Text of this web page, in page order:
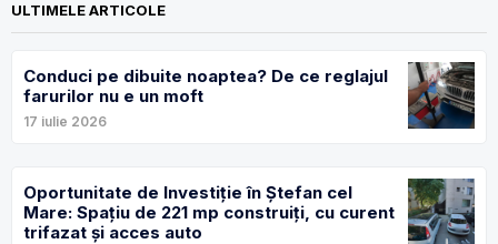
ULTIMELE ARTICOLE
Conduci pe dibuite noaptea? De ce reglajul
farurilor nu e un moft
17 iulie 2026
Oportunitate de Investiție în Ștefan cel
Mare: Spațiu de 221 mp construiți, cu curent
trifazat și acces auto